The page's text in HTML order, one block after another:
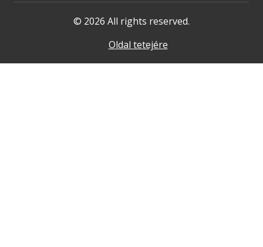
© 2026 All rights reserved.
Oldal tetejére